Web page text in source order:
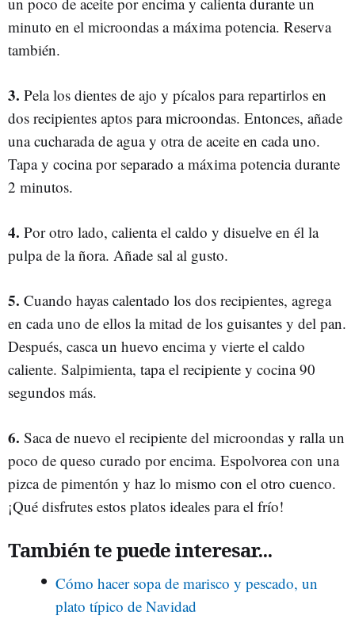
minuto en el microondas a máxima potencia. Reserva
también.
3. Pela los dientes de ajo y pícalos para repartirlos en
dos recipientes aptos para microondas. Entonces, añade
una cucharada de agua y otra de aceite en cada uno.
Tapa y cocina por separado a máxima potencia durante
2 minutos.
4. Por otro lado, calienta el caldo y disuelve en él la
pulpa de la ñora. Añade sal al gusto.
5. Cuando hayas calentado los dos recipientes, agrega
en cada uno de ellos la mitad de los guisantes y del pan.
Después, casca un huevo encima y vierte el caldo
caliente. Salpimienta, tapa el recipiente y cocina 90
segundos más.
6. Saca de nuevo el recipiente del microondas y ralla un
poco de queso curado por encima. Espolvorea con una
pizca de pimentón y haz lo mismo con el otro cuenco.
¡Qué disfrutes estos platos ideales para el frío!
También te puede interesar...
Cómo hacer sopa de marisco y pescado, un
plato típico de Navidad